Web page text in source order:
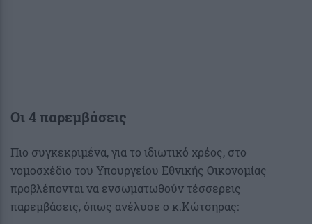
Οι 4 παρεμβάσεις
Πιο συγκεκριμένα, για το ιδιωτικό χρέος, στο
νομοσχέδιο του Υπουργείου Εθνικής Οικονομίας
προβλέπονται να ενσωματωθούν τέσσερεις
παρεμβάσεις, όπως ανέλυσε ο κ.Κώτσηρας: